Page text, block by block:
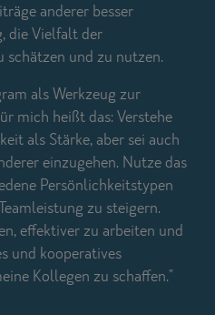
anderer besser
die Vielfalt der
schätzen und zu nutzen.
als Werkzeug zur
mich heißt das: Verstehe
als Stärke, aber sei auch
einzugehen. Nutze das
Persönlichkeitstypen
zu steigern.
effektiver zu arbeiten und
und kooperatives
Kollegen zu schaffen."